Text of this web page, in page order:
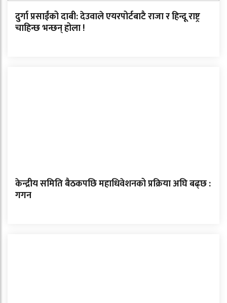
दुर्गा प्रसाईंको दाबी: देउवाले एयरपोर्टबाटै राजा र हिन्दू राष्ट्र
चाहिन्छ भन्छन् होला !
केन्द्रीय समिति बैठकपछि महाधिवेशनको प्रक्रिया अघि बढ्छ :
गगन